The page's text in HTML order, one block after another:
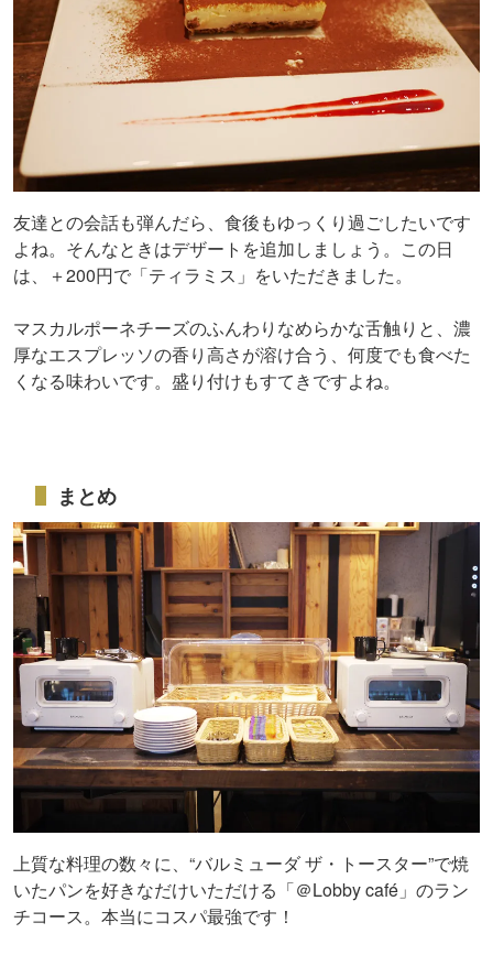
友達との会話も弾んだら、食後もゆっくり過ごしたいです
よね。そんなときはデザートを追加しましょう。この日
は、＋200円で「ティラミス」をいただきました。
マスカルポーネチーズのふんわりなめらかな舌触りと、濃
厚なエスプレッソの香り高さが溶け合う、何度でも食べた
くなる味わいです。盛り付けもすてきですよね。
まとめ
上質な料理の数々に、“バルミューダ ザ・トースター”で焼
いたパンを好きなだけいただける「＠Lobby café」のラン
チコース。本当にコスパ最強です！